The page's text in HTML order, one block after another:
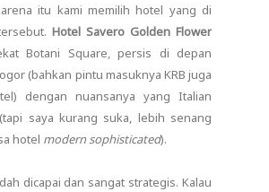
itu kami memilih hotel yang di
Hotel Savero Golden Flower
Botani Square, persis di depan
(bahkan pintu masuknya KRB juga
dengan nuansanya yang Italian
saya kurang suka, lebih senang
hotel modern sophisticated).
dicapai dan sangat strategis. Kalau